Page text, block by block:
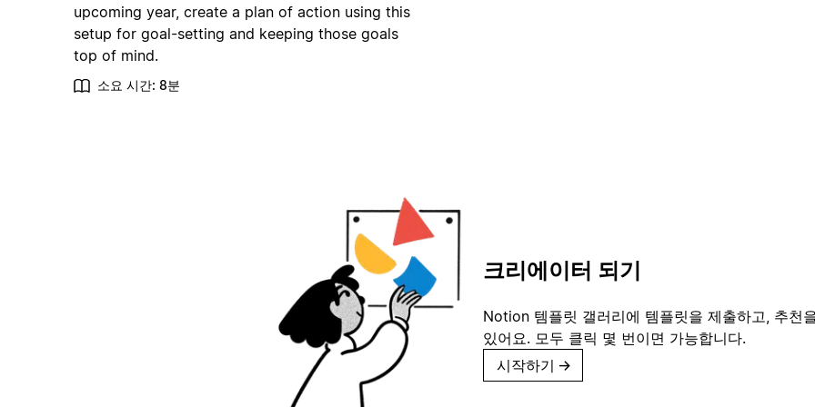
upcoming year, create a plan of action using this
setup for goal-setting and keeping those goals
top of mind.
소요 시간: 8분
크리에이터 되기
Notion 템플릿 갤러리에 템플릿을 제출하고, 추천
있어요. 모두 클릭 몇 번이면 가능합니다.
시작하기 →